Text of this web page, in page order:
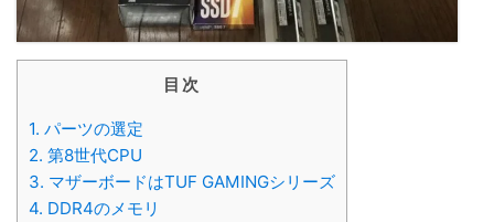
目次
1. パーツの選定
2. 第8世代CPU
3. マザーボードはTUF GAMINGシリーズ
4. DDR4のメモリ